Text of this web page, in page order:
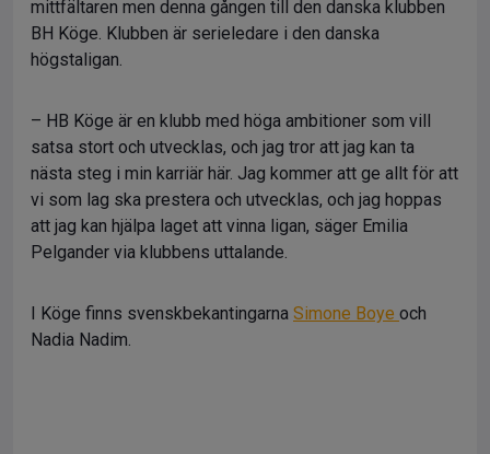
mittfältaren men denna gången till den danska klubben
BH Köge. Klubben är serieledare i den danska
högstaligan.
– HB Köge är en klubb med höga ambitioner som vill
satsa stort och utvecklas, och jag tror att jag kan ta
nästa steg i min karriär här. Jag kommer att ge allt för att
vi som lag ska prestera och utvecklas, och jag hoppas
att jag kan hjälpa laget att vinna ligan, säger Emilia
Pelgander via klubbens uttalande.
I Köge finns svenskbekantingarna Simone Boye och
Nadia Nadim.